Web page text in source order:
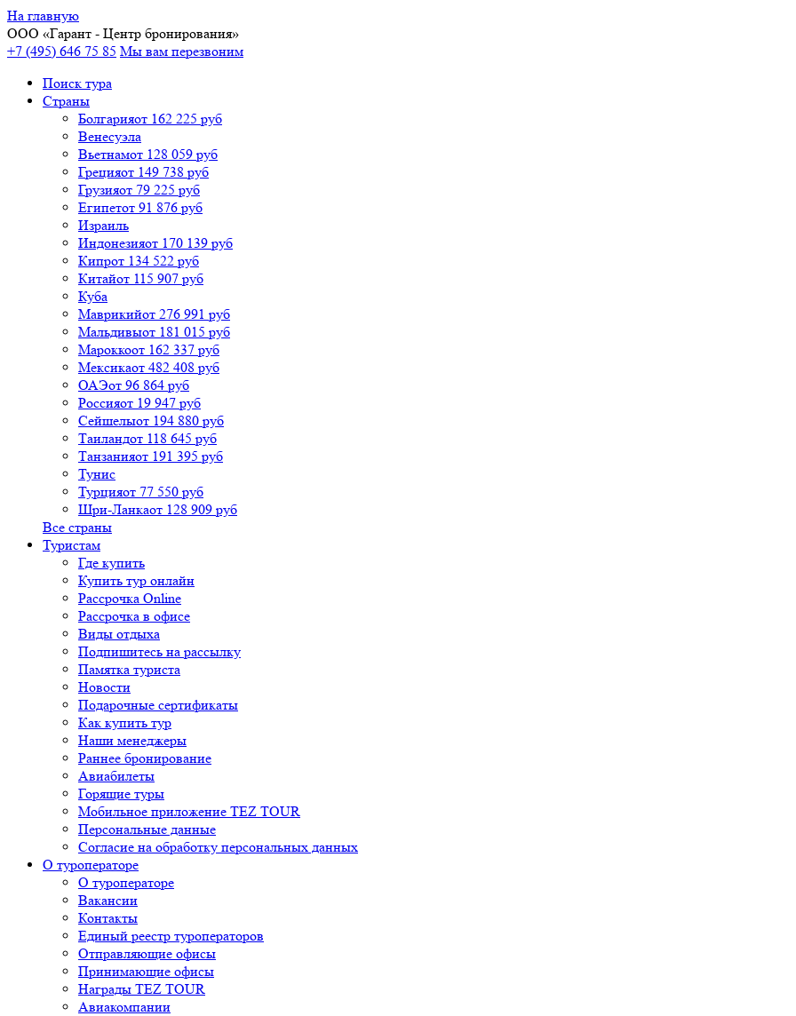
На главную
ООО «Гарант - Центр бронирования»
+7 (495) 646 75 85 Мы вам перезвоним
Поиск тура
Cтраны
Болгарияот 162 225 руб
Венесуэла
Вьетнамот 128 059 руб
Грецияот 149 738 руб
Грузияот 79 225 руб
Египетот 91 876 руб
Израиль
Индонезияот 170 139 руб
Кипрот 134 522 руб
Китайот 115 907 руб
Куба
Маврикийот 276 991 руб
Мальдивыот 181 015 руб
Мароккоот 162 337 руб
Мексикаот 482 408 руб
ОАЭот 96 864 руб
Россияот 19 947 руб
Сейшелыот 194 880 руб
Таиландот 118 645 руб
Танзанияот 191 395 руб
Тунис
Турцияот 77 550 руб
Шри-Ланкаот 128 909 руб
Все страны
Туристам
Где купить
Купить тур онлайн
Рассрочка Online
Рассрочка в офисе
Виды отдыха
Подпишитесь на рассылку
Памятка туриста
Новости
Подарочные сертификаты
Как купить тур
Наши менеджеры
Раннее бронирование
Авиабилеты
Горящие туры
Мобильное приложение TEZ TOUR
Персональные данные
Согласие на обработку персональных данных
О туроператоре
О туроператоре
Вакансии
Контакты
Единый реестр туроператоров
Отправляющие офисы
Принимающие офисы
Награды TEZ TOUR
Авиакомпании